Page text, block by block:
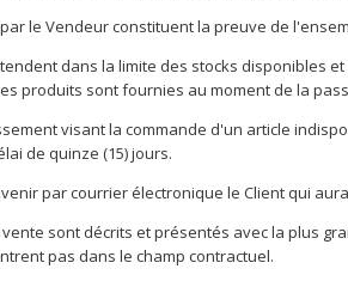
le Vendeur constituent la preuve de
dans la limite des stocks disponibles
produits sont fournies au moment de la
visant la commande d'un article
de quinze (15) jours.
par courrier électronique le Client qui
sont décrits et présentés avec la plus
pas dans le champ contractuel.